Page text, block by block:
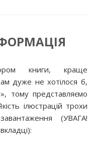
книги, краще
дуже не хотілося б,
тому представляємо
ілюстрацій трохи
(УВАГА!